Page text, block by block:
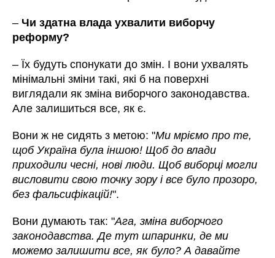
– Чи здатна влада ухвалити виборчу
реформу?
– Їх будуть спонукати до змін. І вони ухвалять
мінімальні зміни такі, які б на поверхні
виглядали як зміна виборчого законодавства.
Але залишиться все, як є.
Вони ж не сидять з метою: "Ми мріємо про те,
щоб Україна була іншою! Щоб до влади
приходили чесні, нові люди. Щоб виборці могли
висловити свою точку зору і все було прозоро,
без фальсифікацій!".
Вони думають так: "Ага, зміна виборчого
законодавства. Де тут шпаринки, де ми
можемо залишити все, як було? А давайте